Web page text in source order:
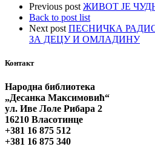
Previous post ЖИВОТ ЈЕ
Back to post list
Next post ПЕСНИЧКА
ЗА ДЕЦУ И ОМЛАДИНУ
Контакт
Народна библиотека
„Десанка Максимовић“
ул. Иве Лоле Рибара 2
16210 Власотинце
+381 16 875 512
+381 16 875 340